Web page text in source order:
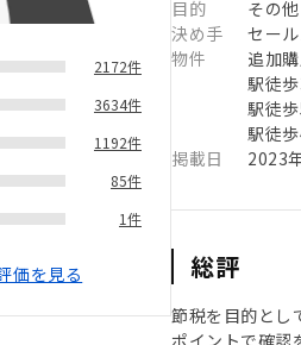
2172件
3634件
1192件
85件
1件
価を見る
目的
その他
決め手
セー
物件
追加
駅徒
駅徒
駅徒
掲載日
2023
総評
節税を目的とし
ポイントで確認